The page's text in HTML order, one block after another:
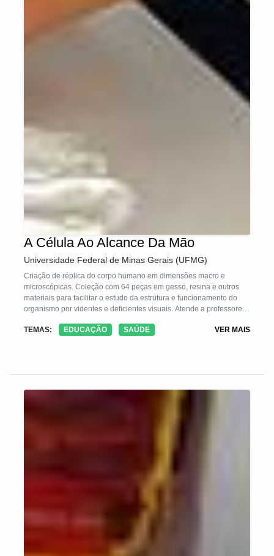
A Célula Ao Alcance Da Mão
Universidade Federal de Minas Gerais (UFMG)
Criação de réplica do corpo humano em dimensões macro e
microscópicas. Coleção com 64 peças em gesso, resina e outros
materiais para facilitar o estudo da estrutura e funcionamento do
organismo por videntes e deficientes visuais. Atende a professores,
TEMAS:
EDUCAÇÃO SAÚDE VER MAIS